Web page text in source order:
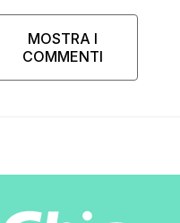
MOSTRA I
COMMENTI